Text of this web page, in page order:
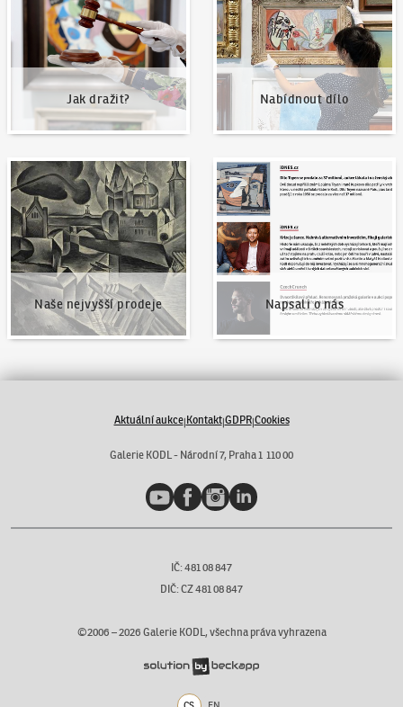
Jak dražit? Nabídnout dílo
Naše nejvyšší prodeje
Naše nejvyšší prodeje
Napsali o nás
Napsali o nás
Aktuální aukce|Kontakt|GDPR|Cookies
Galerie KODL - Národní 7, Praha 1 110 00
YouTubeFacebookInstagramLinkedIn
IČ: 481 08 847
DIČ: CZ 481 08 847
©2006 –2026 Galerie KODL, všechna práva vyhrazena